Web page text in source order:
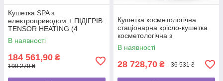
Кушетка SPA з
електроприводом + ПІДІГРІВ:
TENSOR HEATING (4
мотори) преміум стіл для
косметолога та масажиста
В наявності
184 561,90 ₴
190 270 ₴
Кушетка косметологічна
стаціонарна крісло-кушетка
косметологічна з
електроприводом для клініки
2217
В наявності
28 728,70 ₴ 36 531 ₴